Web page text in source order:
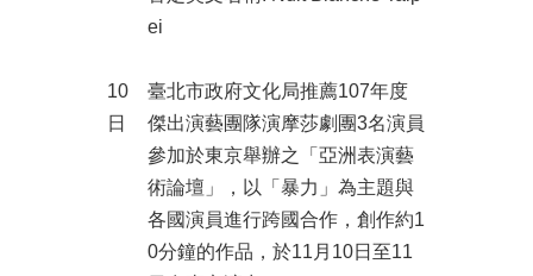
ei
10
日
臺北市政府文化局推薦107年度
傑出演藝團隊演摩莎劇團3名演員
參加於東京舉辦之「亞洲表演藝
術論壇」，以「暴力」為主題與
各國演員進行跨國合作，創作約1
0分鐘的作品，於11月10日至11